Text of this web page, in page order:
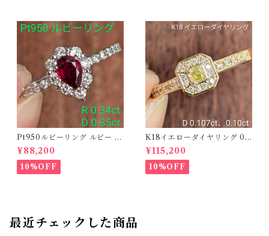
Pt950ルビーリング ルビー 0.
34ct ダイヤモンド 0.35ct【P
RO206885】
¥88,200
10%OFF
K18イエローダイヤリング 0.1
07ct D 0.10ct【PRO20878
1】
¥115,200
10%OFF
最近チェックした商品